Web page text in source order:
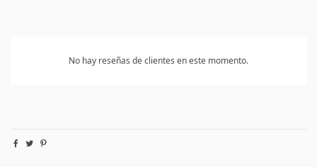
No hay reseñas de clientes en este momento.